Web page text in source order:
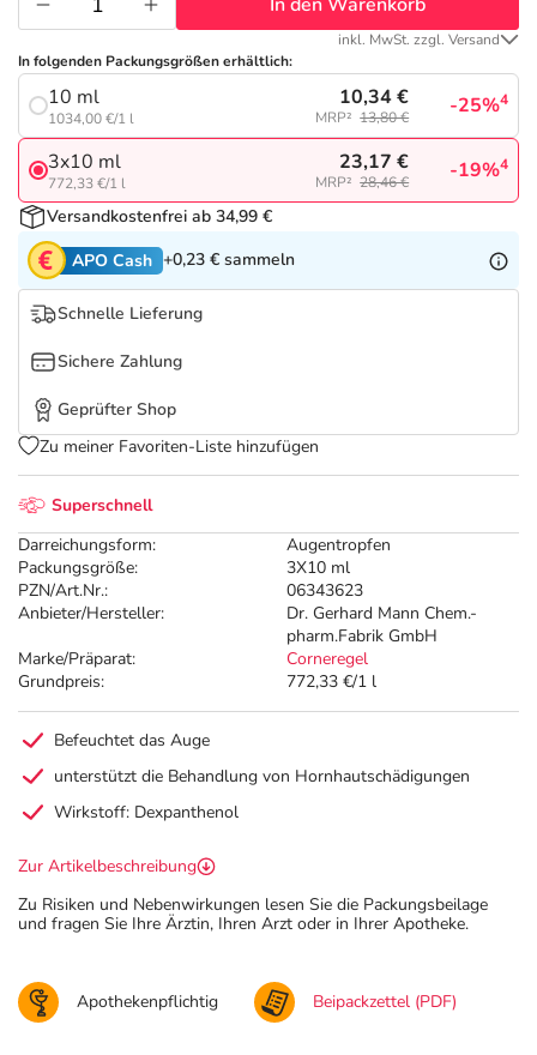
Tierapotheke
Vitamine & Mineralstoffe
Marken
Salus Deals
Superschnell
Darreichungsform:
Augentropfen
Packungsgröße:
3X10 ml
PZN/Art.Nr.:
06343623
Anbieter/Hersteller:
Dr. Gerhard Mann Chem.-
pharm.Fabrik GmbH
Marke/Präparat:
Corneregel
Grundpreis:
772,33 €/1 l
inkl. MwSt. zzgl. Versand
In folgenden Packungsgrößen erhältlich:
10 ml
1034,00 €/1 l
10,34 €
MRP² 13,80 € -25%4
3x10 ml
772,33 €/1 l
23,17 €
MRP² 28,46 € -19%4
Versandkostenfrei ab 34,99 €
APO Cash +0,23 € sammeln
Schnelle Lieferung
Sichere Zahlung
Geprüfter Shop
Zu meiner Favoriten-Liste hinzufügen
Befeuchtet das Auge
unterstützt die Behandlung von Hornhautschädigungen
Wirkstoff: Dexpanthenol
Zur Artikelbeschreibung
Zu Risiken und Nebenwirkungen lesen Sie die Packungsbeilage
und fragen Sie Ihre Ärztin, Ihren Arzt oder in Ihrer Apotheke.
Apothekenpflichtig Beipackzettel (PDF)